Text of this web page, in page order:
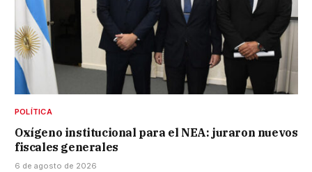
POLÍTICA
Oxígeno institucional para el NEA: juraron nuevos
fiscales generales
6 de agosto de 2026